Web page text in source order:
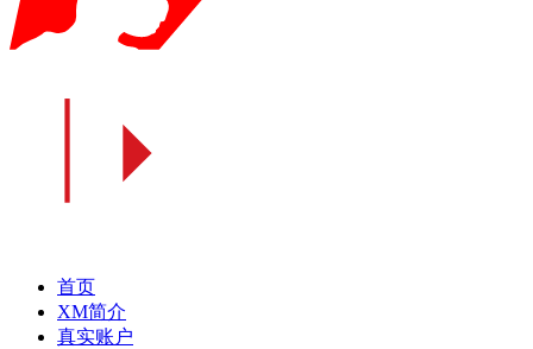
首页
XM简介
真实账户